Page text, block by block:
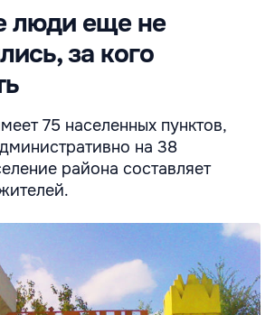
люди еще не
за кого
75 населенных пунктов,
на 38
района составляет